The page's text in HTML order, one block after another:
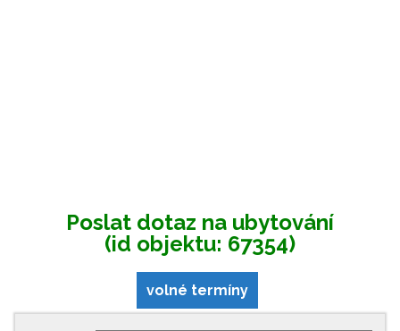
Poslat dotaz na ubytování
(id objektu: 67354)
volné termíny